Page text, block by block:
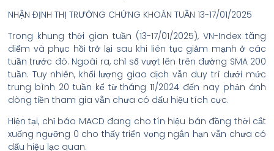
NHẬN ĐỊNH THỊ TRƯỜNG CHỨNG KHOÁN TUẦN 13-17/01/2025
Trong khung thời gian tuần (13-17/01/2025), VN-Index tăng
điểm và phục hồi trở lại sau khi liên tục giảm mạnh ở các
tuần trước đó. Ngoài ra, chỉ số vượt lên trên đường SMA 200
tuần. Tuy nhiên, khối lượng giao dịch vẫn duy trì dưới mức
trung bình 20 tuần kể từ tháng 11/2024 đến nay phản ánh
dòng tiền tham gia vẫn chưa có dấu hiệu tích cực.
Hiện tại, chỉ báo MACD đang cho tín hiệu bán đồng thời cắt
xuống ngưỡng 0 cho thấy triển vọng ngắn hạn vẫn chưa có
dấu hiệu lạc quan.